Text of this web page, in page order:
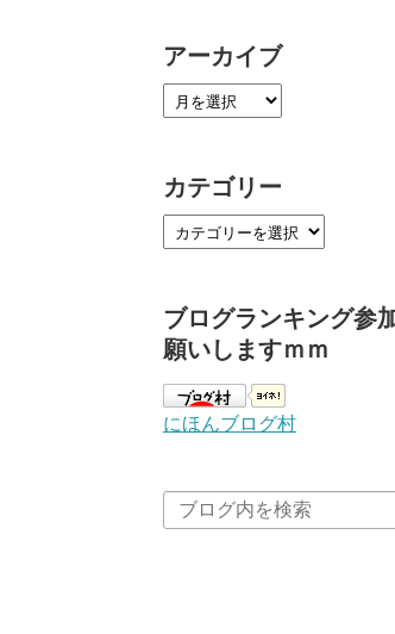
アーカイブ
カテゴリー
ブログランキング参
願いしますｍｍ
にほんブログ村